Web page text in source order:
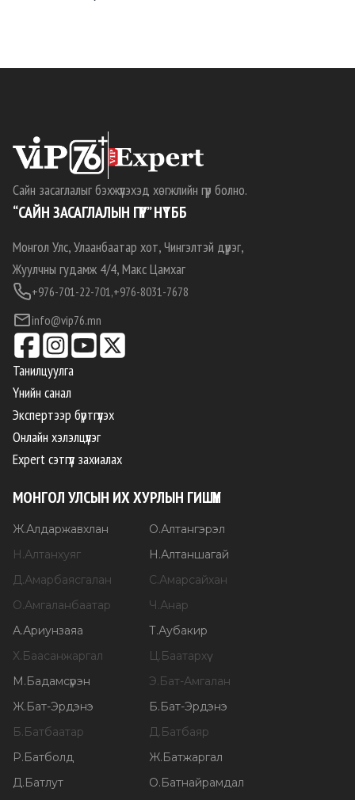
Сайн засаглалыг бэхжүүлэхэд хөгжлийн гүүр болно.
“САЙН ЗАСАГЛАЛЫН ГҮҮР” НҮТББ
Монгол Улс, Улаанбаатар хот, Чингэлтэй дүүрэг,
Жуулчны гудамж 4/4, Макс Цамхаг
+976-701-22-701,+976-8031-7678
info@vip76.mn
Танилцуулга
Үнийн санал
Экспертээр бүртгүүлэх
Онлайн хэлэлцүүлэг
Expert сэтгүүл захиалах
МОНГОЛ УЛСЫН ИХ ХУРЛЫН ГИШҮҮН
Ж.Алдаржавхлан О.Алтангэрэл
Н.Алтанхуяг Н.Алтаншагай
Д.Амарбаясгалан С.Амарсайхан
О.Амгаланбаатар Ч.Анар
А.Ариунзаяа Т.Аубакир
Х.Баасанжаргал Ц.Баатархүү
М.Бадамсүрэн Э.Бат-Амгалан
Ж.Бат-Эрдэнэ Б.Бат-Эрдэнэ
Б.Батбаатар Д.Батбаяр
Р.Батболд Ж.Батжаргал
Д.Батлут О.Батнайрамдал